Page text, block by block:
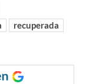
recuperada